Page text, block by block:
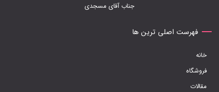
محصول
انتخاب
شوند
جناب آقای مسجدی
فهرست اصلی ترین ها
خانه
فروشگاه
مقالات